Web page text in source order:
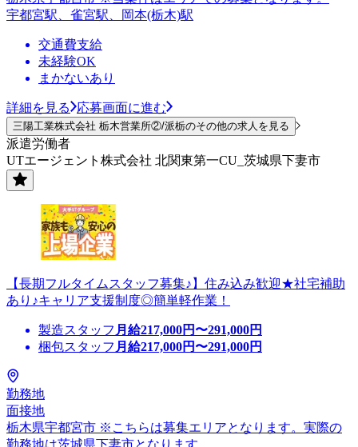
宇都宮駅、雀宮駅、岡本(栃木)駅
交通費支給
未経験OK
まかないあり
詳細を見る 応募画面に進む
三陽工業株式会社 栃木営業所②/派栃のその他の求人を見る
派遣労働者
UTエージェント株式会社 北関東第一CU_茨城県下妻市
【長期フルタイムスタッフ募集♪】住み込み歓迎★社宅補助
あり♪キャリア支援制度◎簡単軽作業！
製造スタッフ 月給217,000円〜291,000円
梱包スタッフ 月給217,000円〜291,000円
勤務地
面接地
栃木県宇都宮市 ※こちらは募集エリアとなります。実際の
勤務地は茨城県下妻市となります。